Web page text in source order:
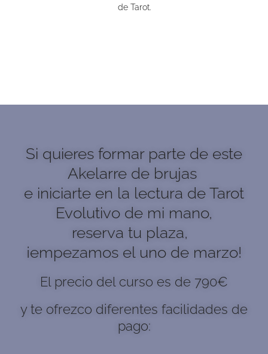
de Tarot.
Si quieres formar parte de este
Akelarre de brujas
e iniciarte en la lectura de Tarot
Evolutivo de mi mano,
reserva tu plaza,
¡empezamos el uno de marzo!
El precio del curso es de 790€
y te ofrezco diferentes facilidades de
pago: